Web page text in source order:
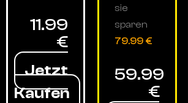
11.99
€
Jetzt
Kaufen
sie
sparen
79.99 €
59.99
€